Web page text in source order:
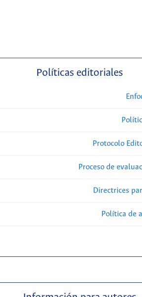
Políticas editoriales
Protocolo
Proceso de
Directrices
Política de